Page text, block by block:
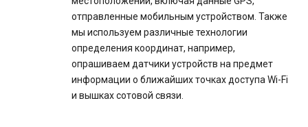
отправленные мобильным устройством. Также
мы используем различные технологии
определения координат, например,
опрашиваем датчики устройств на предмет
информации о ближайших точках доступа Wi-Fi
и вышках сотовой связи.